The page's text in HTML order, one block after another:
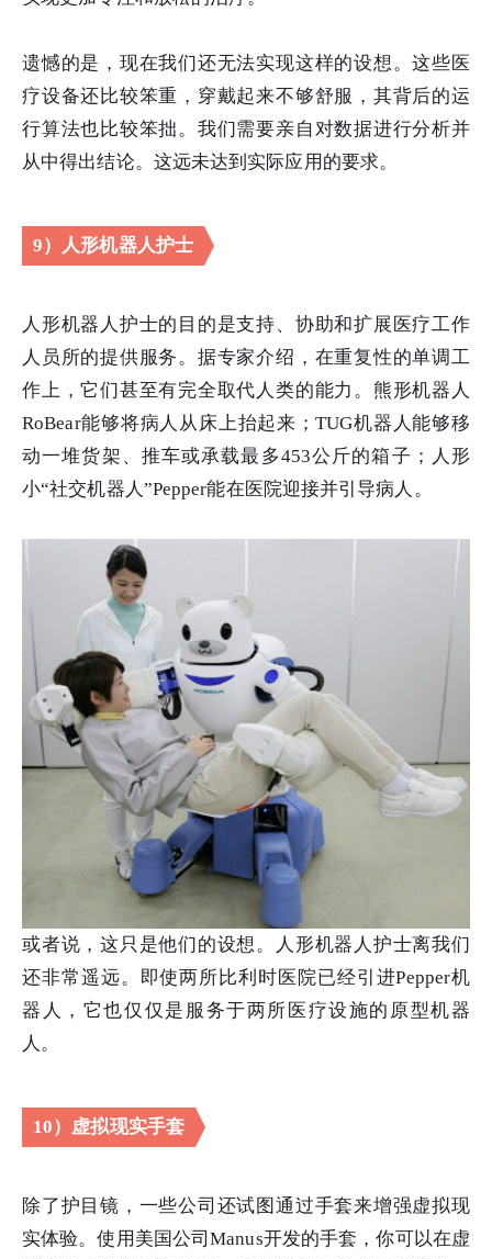
遗憾的是，现在我们还无法实现这样的设想。这些医
疗设备还比较笨重，穿戴起来不够舒服，其背后的运
行算法也比较笨拙。我们需要亲自对数据进行分析并
从中得出结论。这远未达到实际应用的要求。
9）人形机器人护士
人形机器人护士的目的是支持、协助和扩展医疗工作
人员所的提供服务。据专家介绍，在重复性的单调工
作上，它们甚至有完全取代人类的能力。熊形机器人
RoBear能够将病人从床上抬起来；TUG机器人能够移
动一堆货架、推车或承载最多453公斤的箱子；人形
小“社交机器人”Pepper能在医院迎接并引导病人。
或者说，这只是他们的设想。人形机器人护士离我们
还非常遥远。即使两所比利时医院已经引进Pepper机
器人，它也仅仅是服务于两所医疗设施的原型机器
人。
10）虚拟现实手套
除了护目镜，一些公司还试图通过手套来增强虚拟现
实体验。使用美国公司Manus开发的手套，你可以在虚